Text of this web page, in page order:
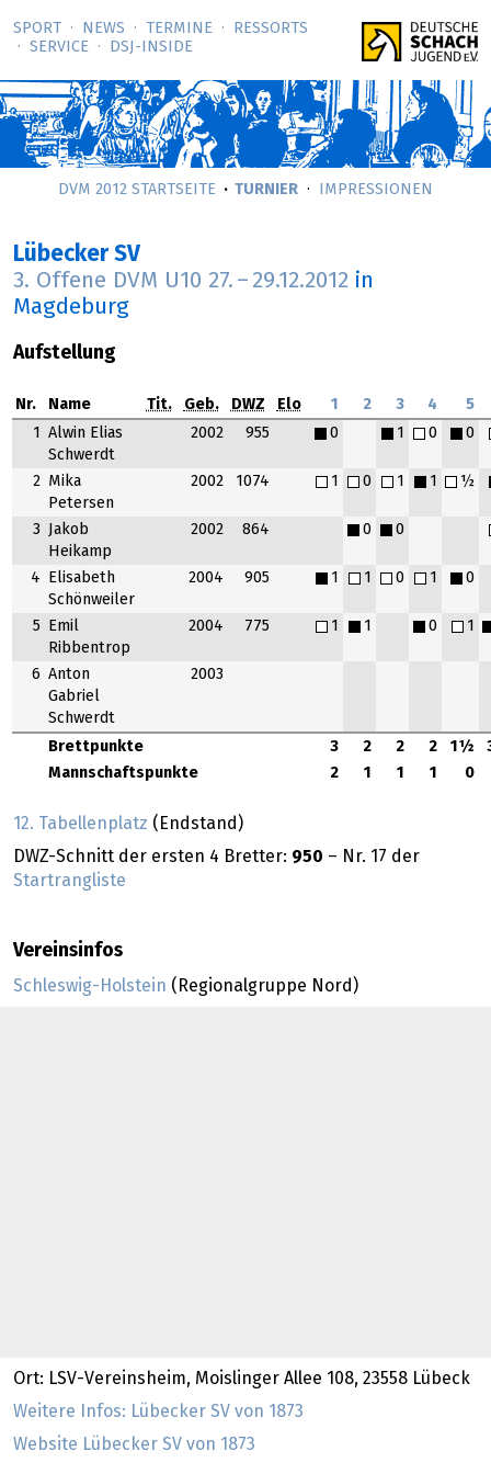
SPORT NEWS TERMINE
RESSORTS
SERVICE
DSJ-­INSIDE
DVM 2012 STARTSEITE TURNIER IMPRESSIONEN
Lübecker SV
3. Offene DVM U10 27. – 29.12.2012 in
Magdeburg
Aufstellung
Nr. Name Tit. Geb. DWZ Elo 1 2 3 4 5
Brettpunkte 3 2 2 2 1½
Mannschaftspunkte
2 1 1 1 0
1
Alwin Elias
Schwerdt
2002 955 0 1 0 0
2 Mika
Petersen
2002 1074 1 0 1 1 ½
3
Jakob
Heikamp
2002 864 0 0
4
Elisabeth
Schönweiler
2004 905 1 1 0 1 0
5
Emil
Ribbentrop
2004 775 1 1 0 1
6 Anton
Gabriel
Schwerdt
2003
12. Tabellenplatz (Endstand)
DWZ-Schnitt der ersten 4 Bretter: 950 – Nr. 17 der
Startrangliste
Vereinsinfos
Schleswig-Holstein (Regionalgruppe Nord)
Ort: LSV-Vereinsheim, Moislinger Allee 108, 23558 Lübeck
Weitere Infos: Lübecker SV von 1873
Website Lübecker SV von 1873